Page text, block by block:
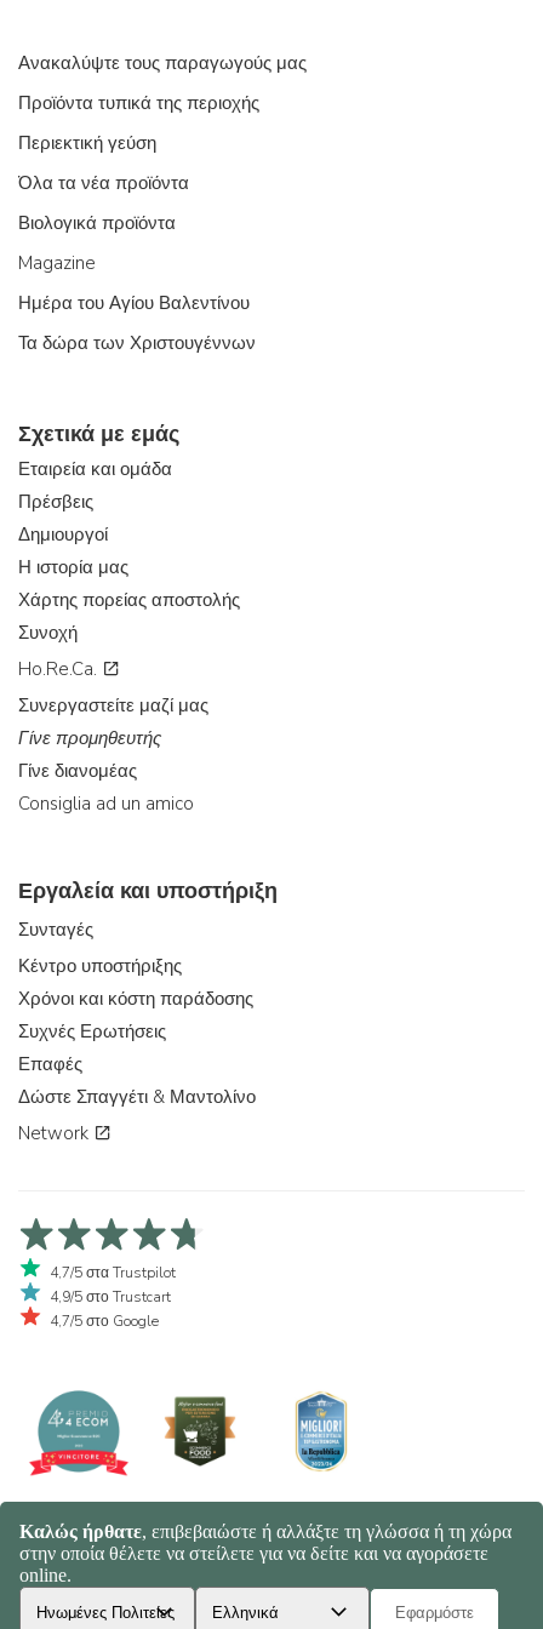
Ανακαλύψτε τους παραγωγούς μας
Προϊόντα τυπικά της περιοχής
Περιεκτική γεύση
Όλα τα νέα προϊόντα
Βιολογικά προϊόντα
Magazine
Ημέρα του Αγίου Βαλεντίνου
Τα δώρα των Χριστουγέννων
Σχετικά με εμάς
Εταιρεία και ομάδα
Πρέσβεις
Δημιουργοί
Η ιστορία μας
Χάρτης πορείας αποστολής
Συνοχή
Ho.Re.Ca.
Συνεργαστείτε μαζί μας
Γίνε προμηθευτής
Γίνε διανομέας
Consiglia ad un amico
Εργαλεία και υποστήριξη
Συνταγές
Κέντρο υποστήριξης
Χρόνοι και κόστη παράδοσης
Συχνές Ερωτήσεις
Επαφές
Δώστε Σπαγγέτι & Μαντολίνο
Network
4,7/5 στα Trustpilot
4,9/5 στο Trustcart
4,7/5 στο Google
© 2026 Spaghetti e Mandolino SRL - Società Benefit | Verona - Italy |
+39 351 865 9444 | P.I. IT04913730232 | Certificazione BIO: IT-BIO-
016.380-0110744.2026.001 | REA VR-455804 |Πολιτική Απορρήτου
και Cookies|Sitemap